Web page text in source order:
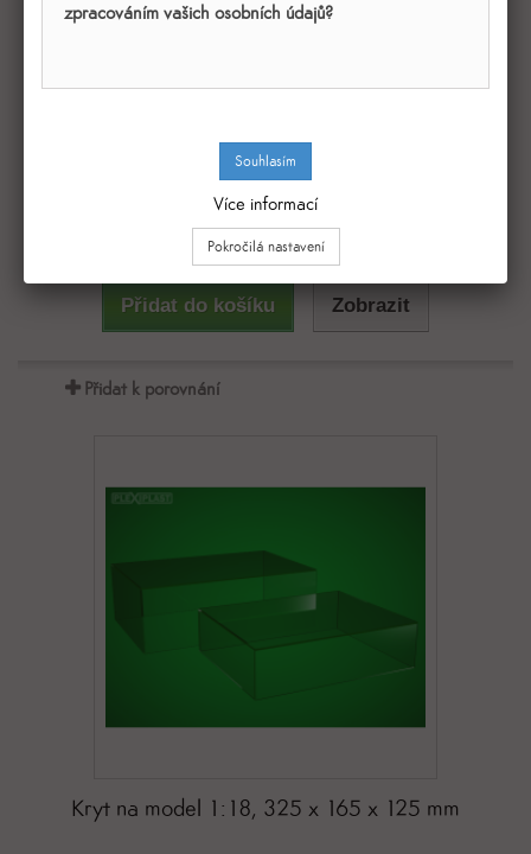
Kryt na model 1:18, 300 x 150 x 120 mm
1 446,00 Kč
Přidat do košíku Zobrazit
Přidat k porovnání
Kryt na model 1:18, 325 x 165 x 125 mm
zpracováním vašich osobních údajů?
Více informací